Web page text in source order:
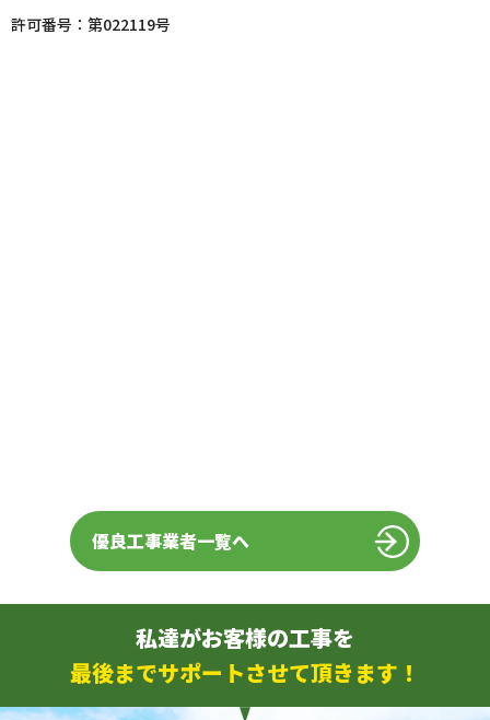
許可番号：第022119号
優良工事業者一覧へ
私達がお客様の工事を
最後までサポートさせて頂きます！